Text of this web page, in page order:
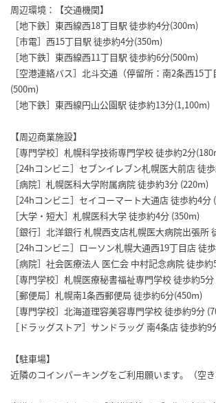
周辺環境：【交通機関】
［地下鉄］東西線西18丁目駅 徒歩約4分(300m)
［市電］西15丁目駅 徒歩約4分(350m)
［地下鉄］東西線西11丁目駅 徒歩約6分(500m)
［空港連絡バス］北斗交通（停留所：南2条西15
(500m)
［地下鉄］東西線円山公園駅 徒歩約13分(1,100m)
【周辺商業施設】
［専門学校］札幌科学技術専門学校 徒歩約2分
［24hコンビニ］セブンイレブン札幌医大前店 徒
［病院］札幌医科大学附属病院 徒歩約3分 (220m)
［24hコンビニ］セイコーマート大通店 徒歩約4分
［大学・短大］札幌医科大学 徒歩約4分 (350m)
［銀行］北洋銀行 札幌西支店札幌医大病院出張所
［24hコンビニ］ローソン札幌大通西19丁目店 徒
［病院］社会医療法人 医仁会 中村記念病院 徒歩
［専門学校］札幌医療秘書福祉専門学校 徒歩約5
［郵便局］札幌南1条西郵便局 徒歩約6分(450m)
［専門学校］北海道理容美容専門学校 徒歩約9分
［ドラッグストア］サンドラッグ 南4条店 徒歩約9
【駐車場】
近隣のコインパーキングをご利用願います。（空き